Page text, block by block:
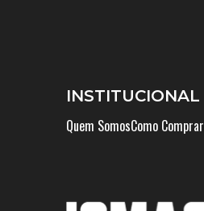
INSTITUCIONAL
Quem SomosComo Comprar